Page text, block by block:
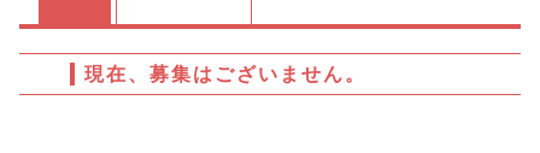
現在、募集はございません。